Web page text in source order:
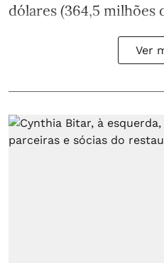
dólares (364,5 milhões
Ver